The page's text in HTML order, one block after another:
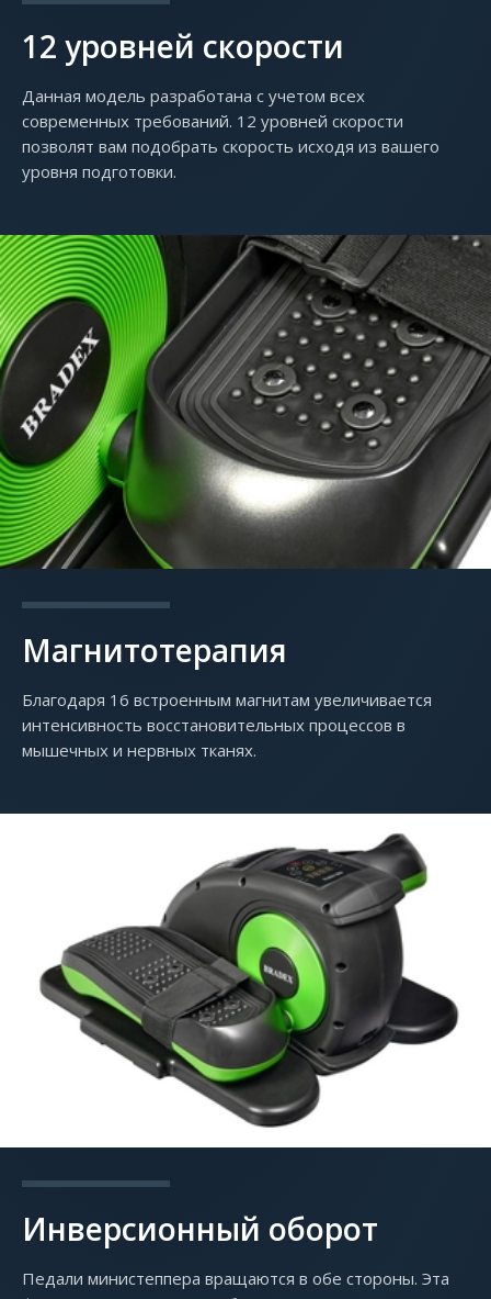
12 уровней скорости
Данная модель разработана с учетом всех
современных требований. 12 уровней скорости
позволят вам подобрать скорость исходя из вашего
уровня подготовки.
Магнитотерапия
Благодаря 16 встроенным магнитам увеличивается
интенсивность восстановительных процессов в
мышечных и нервных тканях.
Инверсионный оборот
Педали министеппера вращаются в обе стороны. Эта